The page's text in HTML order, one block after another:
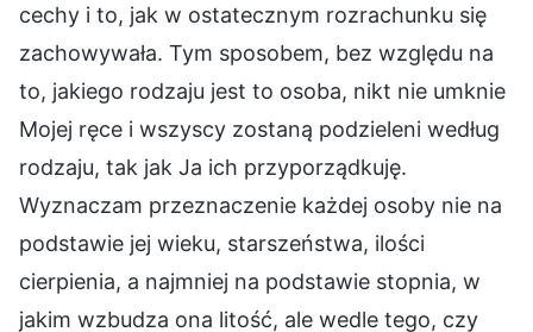
cechy i to, jak w ostatecznym rozrachunku się
zachowywała. Tym sposobem, bez względu na
to, jakiego rodzaju jest to osoba, nikt nie umknie
Mojej ręce i wszyscy zostaną podzieleni według
rodzaju, tak jak Ja ich przyporządkuję.
Wyznaczam przeznaczenie każdej osoby nie na
podstawie jej wieku, starszeństwa, ilości
cierpienia, a najmniej na podstawie stopnia, w
jakim wzbudza ona litość, ale wedle tego, czy